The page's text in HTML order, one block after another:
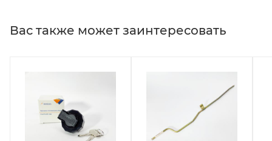
Вас также может заинтересовать